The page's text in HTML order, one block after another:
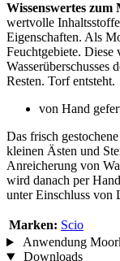
Wissenswertes zum
wertvolle
Eigenschaften. Als
Feuchtgebiete. Diese
Wasserüberschusses
Resten. Torf entsteht.
von Hand
Das frisch
kleinen Ästen und
Anreicherung von
wird danach per
unter Einschluss von
Marken: Scio
Anwendung
Downloads